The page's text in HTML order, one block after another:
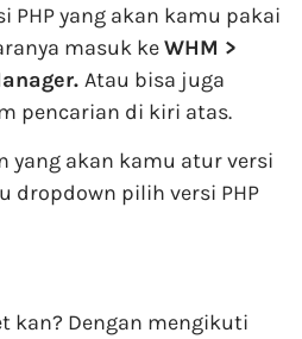
PHP yang akan kamu pakai
masuk keWHM >
Atau bisa juga
pencarian di kiri atas.
yang akan kamu atur versi
dropdown pilih versi PHP
kan? Dengan mengikuti